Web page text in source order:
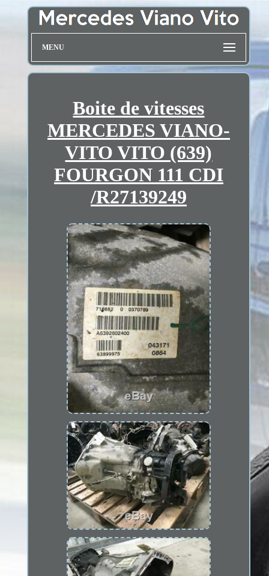
MENU
Boite de vitesses
MERCEDES VIANO-
VITO VITO (639)
FOURGON 111 CDI
/R27139249